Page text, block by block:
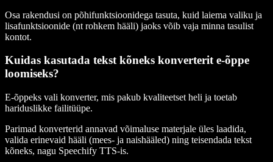
Osa rakendusi on põhifunktsioonidega tasuta, kuid laiema valiku ja
lisafunktsioonide (nt rohkem hääli) jaoks võib vaja minna tasulist
kontot.
Kuidas kasutada tekst kõneks konverterit e-õppe
loomiseks?
E-õppeks vali konverter, mis pakub kvaliteetset heli ja toetab
hariduslikke failitüüpe.
Parimad konverterid annavad võimaluse materjale üles laadida,
valida erinevaid hääli (mees- ja naishääled) ning teisendada tekst
kõneks, nagu Speechify TTS-is.